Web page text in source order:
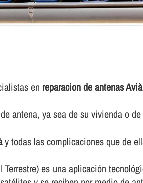
en reparacion de antenas Avià
antena, ya sea de su vivienda o
y todas las complicaciones que de
es una aplicación